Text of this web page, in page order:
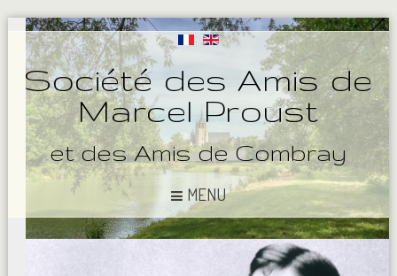
Société des Amis de
Marcel Proust
et des Amis de Combray
MENU